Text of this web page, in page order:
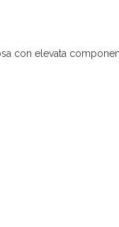
con elevata